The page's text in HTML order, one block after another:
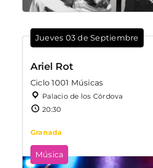
Jueves 03 de Septiembre
Ariel Rot
Ciclo 1001 Músicas
Palacio de los Córdova
20:30
Granada
Música